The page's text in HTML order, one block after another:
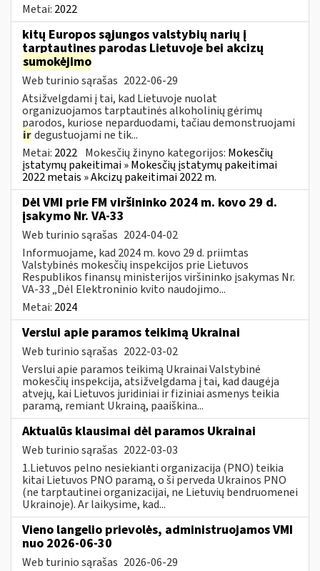
Metai: 2022
kitų Europos sąjungos valstybių narių į
tarptautines parodas Lietuvoje bei akcizų
sumokėjimo
Web turinio sąrašas 2022-06-29
Atsižvelgdami į tai, kad Lietuvoje nuolat
organizuojamos tarptautinės alkoholinių gėrimų
parodos, kuriose neparduodami, tačiau demonstruojami
irdegustuojami ne tik...
Metai: 2022 Mokesčių žinyno kategorijos: Mokesčių
įstatymų pakeitimai » Mokesčių įstatymų pakeitimai
2022 metais » Akcizų pakeitimai 2022 m.
Dėl VMI prie FM viršininko 2024 m. kovo 29 d.
įsakymo Nr. VA-33
Web turinio sąrašas 2024-04-02
Informuojame, kad 2024 m. kovo 29 d. priimtas
Valstybinės mokesčių inspekcijos prie Lietuvos
Respublikos finansų ministerijos viršininko įsakymas Nr.
VA-33 „Dėl Elektroninio kvito naudojimo...
Metai: 2024
Verslui apie paramos teikimą Ukrainai
Web turinio sąrašas 2022-03-02
Verslui apie paramos teikimą Ukrainai Valstybinė
mokesčių inspekcija, atsižvelgdama į tai, kad daugėja
atvejų, kai Lietuvos juridiniai ir fiziniai asmenys teikia
paramą, remiant Ukrainą, paaiškina...
Aktualūs klausimai dėl paramos Ukrainai
Web turinio sąrašas 2022-03-03
1.Lietuvos pelno nesiekianti organizacija (PNO) teikia
kitai Lietuvos PNO paramą, o ši perveda Ukrainos PNO
(ne tarptautinei organizacijai, ne Lietuvių bendruomenei
Ukrainoje). Ar laikysime, kad...
Vieno langelio prievolės, administruojamos VMI
nuo 2026-06-30
Web turinio sąrašas 2026-06-29